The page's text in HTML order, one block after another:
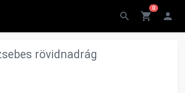
search shopping_cart
0
person
rövidnadrág